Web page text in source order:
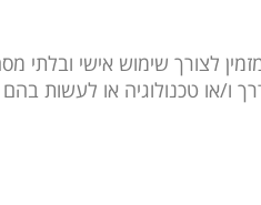
לצורך שימוש אישי ובלתי
או טכנולוגיה או לעשות